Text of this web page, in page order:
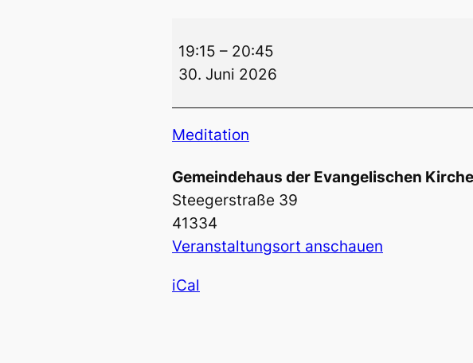
Meditation,
Zen
19:15 – 20:45
30. Juni 2026
Meditation
Gemeindehaus der Evangelischen
Steegerstraße 39
41334
Veranstaltungsort anschauen
iCal